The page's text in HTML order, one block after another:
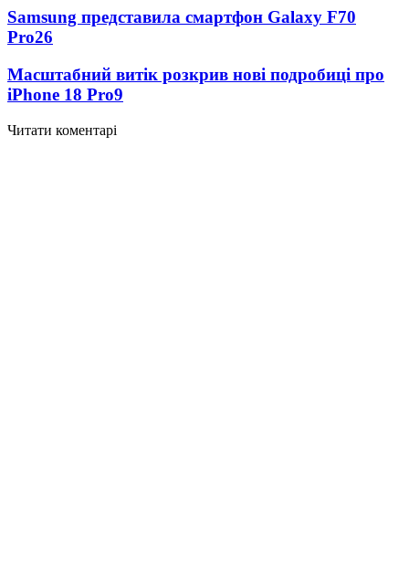
Samsung представила смартфон Galaxy F70
Pro26
Масштабний витік розкрив нові подробиці про
iPhone 18 Pro9
Читати коментарі